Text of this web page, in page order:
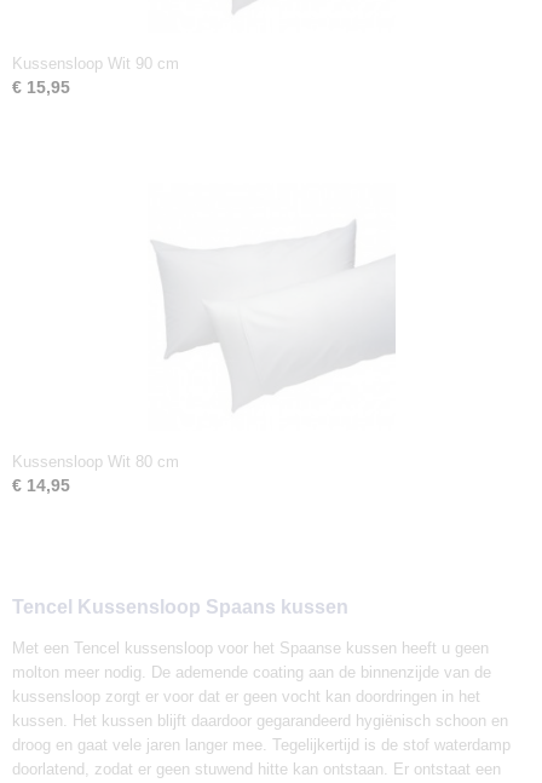
Kussensloop Wit 90 cm
€ 15,95
Kussensloop Wit 80 cm
€ 14,95
Tencel Kussensloop Spaans kussen
Met een Tencel kussensloop voor het Spaanse kussen heeft u geen
molton meer nodig. De ademende coating aan de binnenzijde van de
kussensloop zorgt er voor dat er geen vocht kan doordringen in het
kussen. Het kussen blijft daardoor gegarandeerd hygiënisch schoon en
droog en gaat vele jaren langer mee. Tegelijkertijd is de stof waterdamp
doorlatend, zodat er geen stuwend hitte kan ontstaan. Er ontstaat een